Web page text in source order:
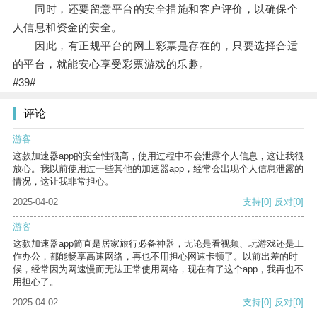
同时，还要留意平台的安全措施和客户评价，以确保个
人信息和资金的安全。
因此，有正规平台的网上彩票是存在的，只要选择合适
的平台，就能安心享受彩票游戏的乐趣。
#39#
评论
游客
这款加速器app的安全性很高，使用过程中不会泄露个人信息，这让我很
放心。我以前使用过一些其他的加速器app，经常会出现个人信息泄露的
情况，这让我非常担心。
2025-04-02
支持[0] 反对[0]
游客
这款加速器app简直是居家旅行必备神器，无论是看视频、玩游戏还是工
作办公，都能畅享高速网络，再也不用担心网速卡顿了。以前出差的时
候，经常因为网速慢而无法正常使用网络，现在有了这个app，我再也不
用担心了。
2025-04-02
支持[0] 反对[0]